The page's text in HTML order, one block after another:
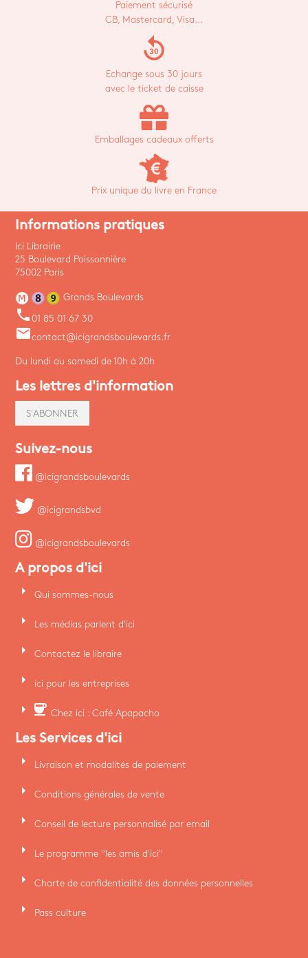
Paiement sécurisé
CB, Mastercard, Visa...
replay_30
Echange sous 30 jours
avec le ticket de caisse
Emballages cadeaux offerts
Prix unique du livre en France
Informations pratiques
Ici Librairie
25 Boulevard Poissonnière
75002 Paris
Grands Boulevards
phone 01 85 01 67 30
emailcontact@icigrandsboulevards.fr
Du lundi au samedi de 10h à 20h
Les lettres d'information
S'ABONNER
Suivez-nous
@icigrandsboulevards
@icigrandsbvd
@icigrandsboulevards
A propos d'ici
arrow_right Qui sommes-nous
arrow_right Les médias parlent d'ici
arrow_right Contactez le libraire
arrow_right ici pour les entreprises
arrow_right coffee Chez ici : Café Apapacho
Les Services d'ici
arrow_right Livraison et modalités de paiement
arrow_right Conditions générales de vente
arrow_right Conseil de lecture personnalisé par email
arrow_right Le programme "les amis d'ici"
arrow_right Charte de confidentialité des données personnelles
arrow_right Pass culture